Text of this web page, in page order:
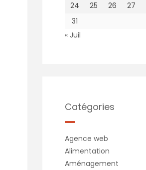
24
25 26 27
31
« Juil
Catégories
Agence web
Alimentation
Aménagement